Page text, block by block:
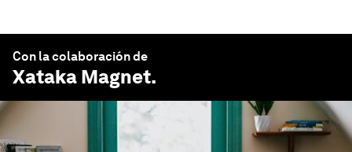
Con la colaboración de
Xataka Magnet.